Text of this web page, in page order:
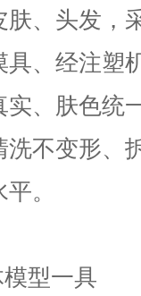
、头发，
、经注塑
、肤色统
不变形、
。
型一具